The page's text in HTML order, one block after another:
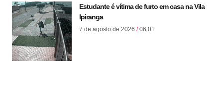
Estudante é vítima de furto em casa na Vila
Ipiranga
7 de agosto de 2026 06:01